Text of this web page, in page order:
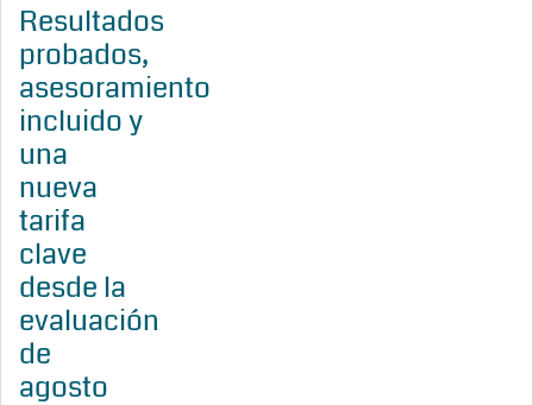
Resultados
probados,
asesoramiento
incluido y
una
nueva
tarifa
clave
desde la
evaluación
de
agosto